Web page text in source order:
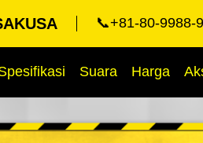
📞+81-80-9988-
Suara Harga